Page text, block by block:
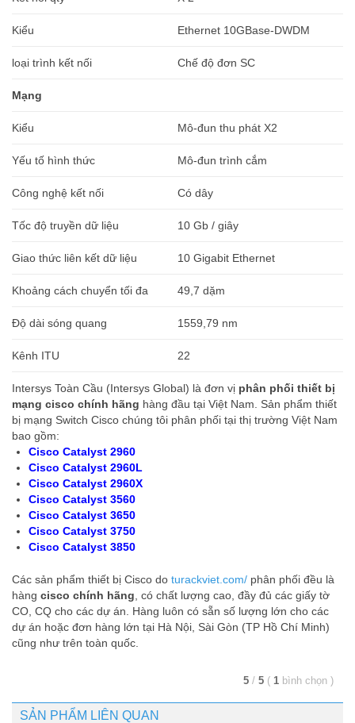
Kiểu Ethernet 10GBase-DWDM
loại trình kết nối Chế độ đơn SC
Mạng
Kiểu Mô-đun thu phát X2
Yếu tố hình thức Mô-đun trình cắm
Công nghệ kết nối Có dây
Tốc độ truyền dữ liệu 10 Gb / giây
Giao thức liên kết dữ liệu 10 Gigabit Ethernet
Khoảng cách chuyển tối đa 49,7 dặm
Độ dài sóng quang 1559,79 nm
Kênh ITU 22
Intersys Toàn Cầu (Intersys Global) là đơn vị phân phối thiết bị
mạng cisco chính hãng hàng đầu tại Việt Nam. Sản phẩm thiết
bị mạng Switch Cisco chúng tôi phân phối tại thị trường Việt Nam
bao gồm:
Cisco Catalyst 2960
Cisco Catalyst 2960L
Cisco Catalyst 2960X
Cisco Catalyst 3560
Cisco Catalyst 3650
Cisco Catalyst 3750
Cisco Catalyst 3850
Các sản phẩm thiết bị Cisco do turackviet.com/ phân phối đều là
hàng cisco chính hãng , có chất lượng cao, đầy đủ các giấy tờ
CO, CQ cho các dự án. Hàng luôn có sẵn số lượng lớn cho các
dự án hoặc đơn hàng lớn tại Hà Nội, Sài Gòn (TP Hồ Chí Minh)
cũng như trên toàn quốc.
5 / 5 ( 1 bình chọn )
SẢN PHẨM LIÊN QUAN